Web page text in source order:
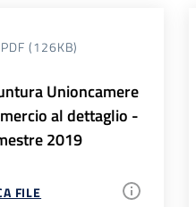
PDF (126KB)
Unioncamere
al dettaglio -
2019
FILE